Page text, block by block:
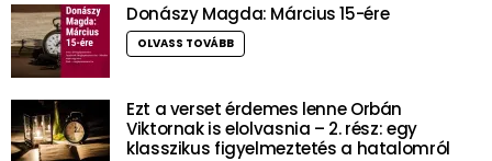
Donászy Magda: Március 15-ére
OLVASS TOVÁBB
Ezt a verset érdemes lenne Orbán
Viktornak is elolvasnia – 2. rész: egy
klasszikus figyelmeztetés a hatalomról